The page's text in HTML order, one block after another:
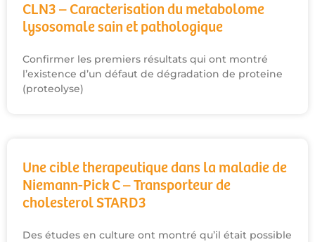
CLN3 – Caracterisation du metabolome
lysosomale sain et pathologique
Confirmer les premiers résultats qui ont montré
l’existence d’un défaut de dégradation de proteine
(proteolyse)
Une cible therapeutique dans la maladie de
Niemann-Pick C – Transporteur de
cholesterol STARD3
Des études en culture ont montré qu’il était possible